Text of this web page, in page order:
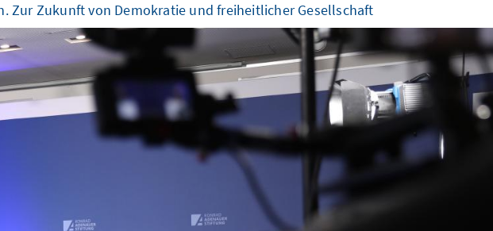
Zur Zukunft von Demokratie und freiheitlicher Gesellschaft